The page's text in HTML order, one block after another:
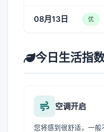
08月13日 优
今日生活指
空调开启
您将感到很舒适，一般